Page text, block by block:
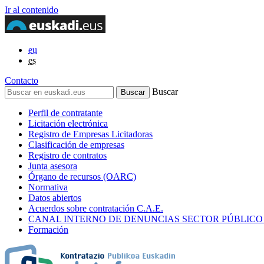
Ir al contenido
eu
es
Contacto
Buscar
Perfil de contratante
Licitación electrónica
Registro de Empresas Licitadoras
Clasificación de empresas
Registro de contratos
Junta asesora
Órgano de recursos (OARC)
Normativa
Datos abiertos
Acuerdos sobre contratación C.A.E.
CANAL INTERNO DE DENUNCIAS SECTOR
Formación